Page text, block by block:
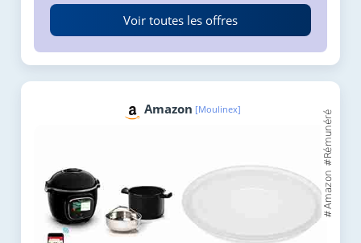
Voir toutes les offres
Amazon [Moulinex]